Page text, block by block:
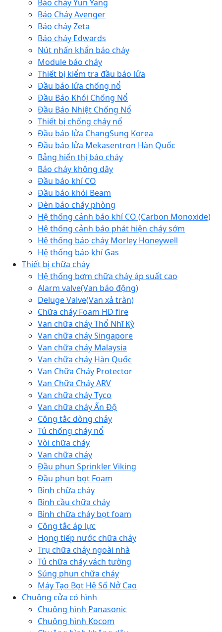
Báo cháy Yun Yang
Báo Cháy Avenger
Báo cháy Zeta
Báo cháy Edwards
Nút nhấn khẩn báo cháy
Module báo cháy
Thiết bị kiểm tra đầu báo lửa
Đầu báo lửa chống nổ
Đầu Báo Khói Chống Nổ
Đầu Báo Nhiệt Chống Nổ
Thiết bị chống cháy nổ
Đầu báo lửa ChangSung Korea
Đầu báo lửa Mekasentron Hàn Quốc
Bảng hiển thị báo cháy
Báo cháy không dây
Đầu báo khí CO
Đầu báo khói Beam
Đèn báo cháy phòng
Hệ thống cảnh báo khí CO (Carbon Monoxide)
Hệ thống cảnh báo phát hiện cháy sớm
Hệ thống báo cháy Morley Honeywell
Hệ thống báo khí Gas
Thiết bị chữa cháy
Hệ thống bơm chữa cháy áp suất cao
Alarm valve(Van báo động)
Deluge Valve(Van xả tràn)
Chữa cháy Foam HD fire
Van chữa cháy Thổ Nhĩ Kỳ
Van chữa cháy Singapore
Van chữa cháy Malaysia
Van chữa cháy Hàn Quốc
Van Chữa Cháy Protector
Van Chữa Cháy ARV
Van chữa cháy Tyco
Van chữa cháy Ấn Độ
Công tắc dòng chảy
Tủ chống cháy nổ
Vòi chữa cháy
Van chữa cháy
Đầu phun Sprinkler Viking
Đầu phun bọt Foam
Bình chữa cháy
Bình cầu chữa cháy
Bình chữa cháy bọt foam
Công tắc áp lực
Họng tiếp nước chữa cháy
Trụ chữa cháy ngoài nhà
Tủ chữa cháy vách tường
Súng phun chữa cháy
Máy Tạo Bọt Hệ Số Nở Cao
Chuông cửa có hình
Chuông hình Panasonic
Chuông hình Kocom